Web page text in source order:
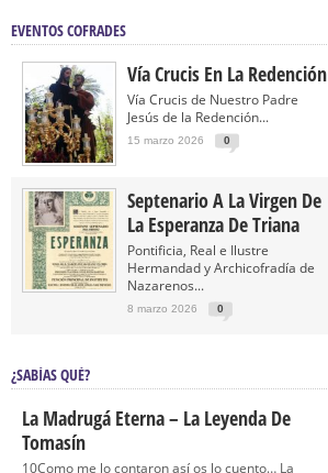
EVENTOS COFRADES
Vía Crucis En La Redención
Vía Crucis de Nuestro Padre
Jesús de la Redención...
15 marzo 2026 0
Septenario A La Virgen De
La Esperanza De Triana
Pontificia, Real e Ilustre
Hermandad y Archicofradía de
Nazarenos...
8 marzo 2026 0
¿SABÍAS QUÉ?
La Madrugá Eterna – La Leyenda De
Tomasín
10Como me lo contaron así os lo cuento… La